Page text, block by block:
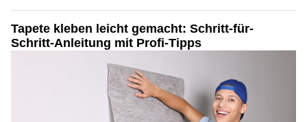
Tapete kleben leicht gemacht: Schritt-für-
Schritt-Anleitung mit Profi-Tipps